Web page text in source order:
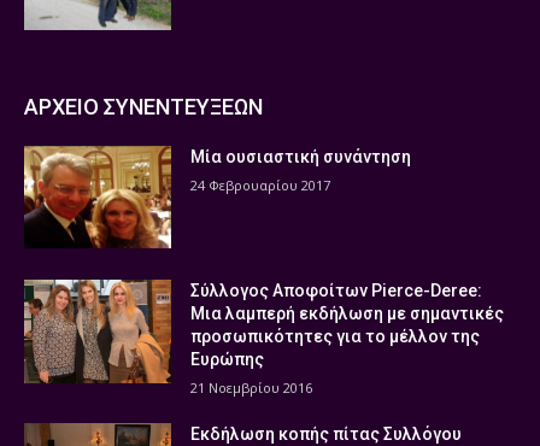
ΑΡΧΕΙΟ ΣΥΝΕΝΤΕΥΞΕΩΝ
Μία ουσιαστική συνάντηση
24 Φεβρουαρίου 2017
Σύλλογος Αποφοίτων Pierce-Deree:
Μια λαμπερή εκδήλωση με σημαντικές
προσωπικότητες για το μέλλον της
Ευρώπης
21 Νοεμβρίου 2016
Εκδήλωση κοπής πίτας Συλλόγου